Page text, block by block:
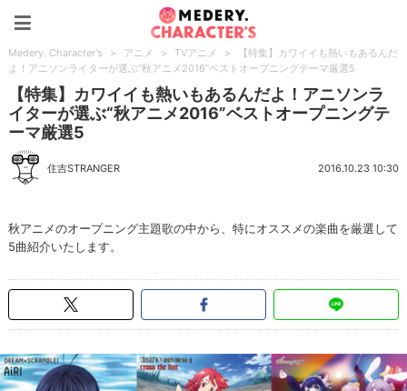
Medery. Character's > アニメ > TVアニメ >
【特集】カワイイも熱いもあるんだ
よ！アニソンライターが選ぶ“秋アニメ2016”ベストオープニングテーマ厳選5
【特集】カワイイも熱いもあるんだよ！アニソンラ
イターが選ぶ“秋アニメ2016”ベストオープニングテ
ーマ厳選5
住吉STRANGER 2016.10.23 10:30
秋アニメのオープニング主題歌の中から、特にオススメの楽曲を厳選して
5曲紹介いたします。